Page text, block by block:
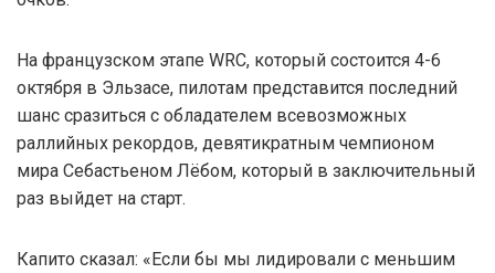
На французском этапе WRC, который состоится 4-6
октября в Эльзасе, пилотам представится последний
шанс сразиться с обладателем всевозможных
раллийных рекордов, девятикратным чемпионом
мира Себастьеном Лёбом, который в заключительный
раз выйдет на старт.
Капито сказал: «Если бы мы лидировали с меньшим